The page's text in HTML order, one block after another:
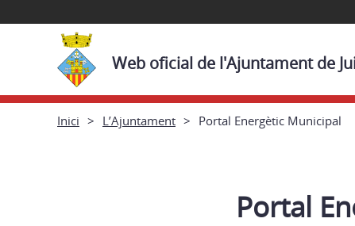
Web oficial de l'Ajuntament de
Inici L’Ajuntament Portal Energètic Municipal
Portal